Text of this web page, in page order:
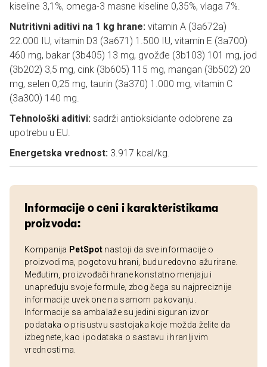
kiseline 3,1%, omega-3 masne kiseline 0,35%, vlaga 7%.
Nutritivni aditivi na 1 kg hrane: vitamin A (3a672a)
22.000 IU, vitamin D3 (3a671) 1.500 IU, vitamin E (3a700)
460 mg, bakar (3b405) 13 mg, gvožđe (3b103) 101 mg, jod
(3b202) 3,5 mg, cink (3b605) 115 mg, mangan (3b502) 20
mg, selen 0,25 mg, taurin (3a370) 1.000 mg, vitamin C
(3a300) 140 mg.
Tehnološki aditivi: sadrži antioksidante odobrene za
upotrebu u EU.
Energetska vrednost: 3.917 kcal/kg.
Informacije o ceni i karakteristikama
proizvoda:
Kompanija PetSpot nastoji da sve informacije o
proizvodima, pogotovu hrani, budu redovno ažurirane.
Međutim, proizvođači hrane konstatno menjaju i
unapređuju svoje formule, zbog čega su najpreciznije
informacije uvek one na samom pakovanju.
Informacije sa ambalaže su jedini siguran izvor
podataka o prisustvu sastojaka koje možda želite da
izbegnete, kao i podataka o sastavu i hranljivim
vrednostima.